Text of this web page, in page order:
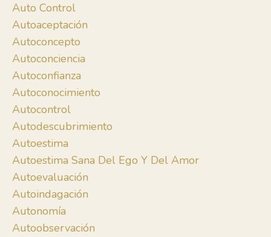
Auto Control
Autoaceptación
Autoconcepto
Autoconciencia
Autoconfianza
Autoconocimiento
Autocontrol
Autodescubrimiento
Autoestima
Autoestima Sana Del Ego Y Del Amor
Autoevaluación
Autoindagación
Autonomía
Autoobservación